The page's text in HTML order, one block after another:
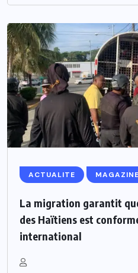
ACTUALITE MAGAZINE
La migration garantit
des Haïtiens est
international